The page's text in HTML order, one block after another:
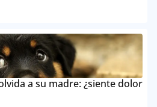
a su madre: ¿siente dolor